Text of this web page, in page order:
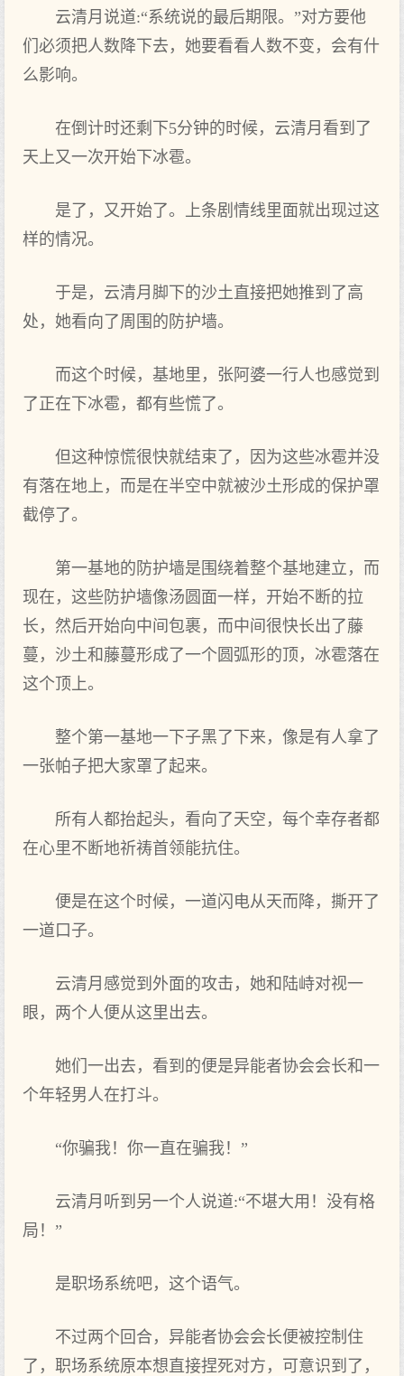
云清月说道:“系统说的最后期限。”对方要他
们必须把人数降下去，她要看看人数不变，会有什
么影响。
在倒计时还剩下5分钟的时候，云清月看到了
天上又一次开始下冰雹。
是了，又开始了。上条剧情线里面就出现过这
样的情况。
于是，云清月脚下的沙土直接把她推到了高
处，她看向了周围的防护墙。
而这个时候，基地里，张阿婆一行人也感觉到
了正在下冰雹，都有些慌了。
但这种惊慌很快就结束了，因为这些冰雹并没
有落在地上，而是在半空中就被沙土形成的保护罩
截停了。
第一基地的防护墙是围绕着整个基地建立，而
现在，这些防护墙像汤圆面一样，开始不断的拉
长，然后开始向中间包裹，而中间很快长出了藤
蔓，沙土和藤蔓形成了一个圆弧形的顶，冰雹落在
这个顶上。
整个第一基地一下子黑了下来，像是有人拿了
一张帕子把大家罩了起来。
所有人都抬起头，看向了天空，每个幸存者都
在心里不断地祈祷首领能抗住。
便是在这个时候，一道闪电从天而降，撕开了
一道口子。
云清月感觉到外面的攻击，她和陆峙对视一
眼，两个人便从这里出去。
她们一出去，看到的便是异能者协会会长和一
个年轻男人在打斗。
“你骗我！你一直在骗我！”
云清月听到另一个人说道:“不堪大用！没有格
局！”
是职场系统吧，这个语气。
不过两个回合，异能者协会会长便被控制住
了，职场系统原本想直接捏死对方，可意识到了，